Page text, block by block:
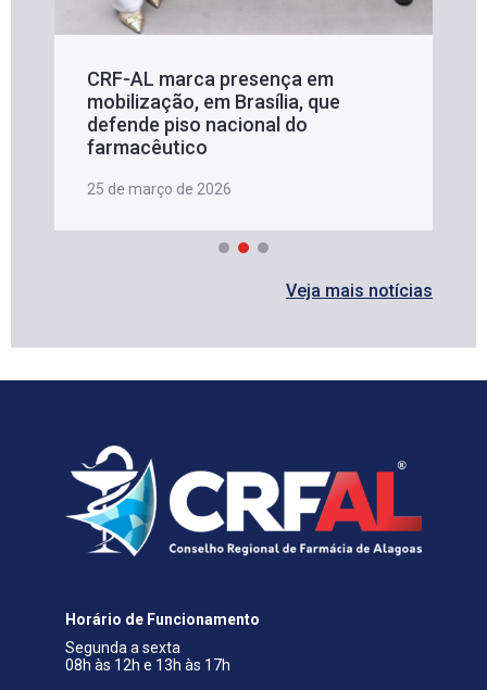
CRF-AL marca presença em
mobilização, em Brasília, que
defende piso nacional do
farmacêutico
25 de março de 2026
Veja mais notícias
Horário de Funcionamento
Segunda a sexta
08h às 12h e 13h às 17h